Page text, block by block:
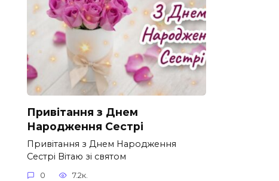
Привітання з Днем
Народження Сестрі
Привітання з Днем Народження
Сестрі Вітаю зі святом
0 7.2к.